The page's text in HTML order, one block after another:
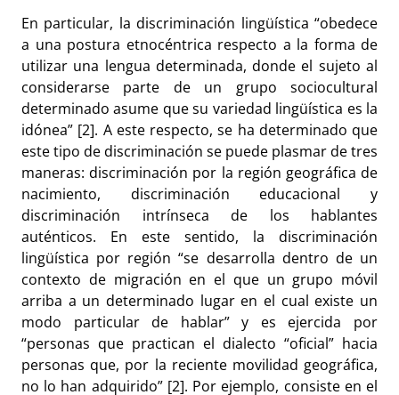
En particular, la discriminación lingüística “obedece
a una postura etnocéntrica respecto a la forma de
utilizar una lengua determinada, donde el sujeto al
considerarse parte de un grupo sociocultural
determinado asume que su variedad lingüística es la
idónea” [2]. A este respecto, se ha determinado que
este tipo de discriminación se puede plasmar de tres
maneras: discriminación por la región geográfica de
nacimiento, discriminación educacional y
discriminación intrínseca de los hablantes
auténticos. En este sentido, la discriminación
lingüística por región “se desarrolla dentro de un
contexto de migración en el que un grupo móvil
arriba a un determinado lugar en el cual existe un
modo particular de hablar” y es ejercida por
“personas que practican el dialecto “oficial” hacia
personas que, por la reciente movilidad geográfica,
no lo han adquirido” [2]. Por ejemplo, consiste en el